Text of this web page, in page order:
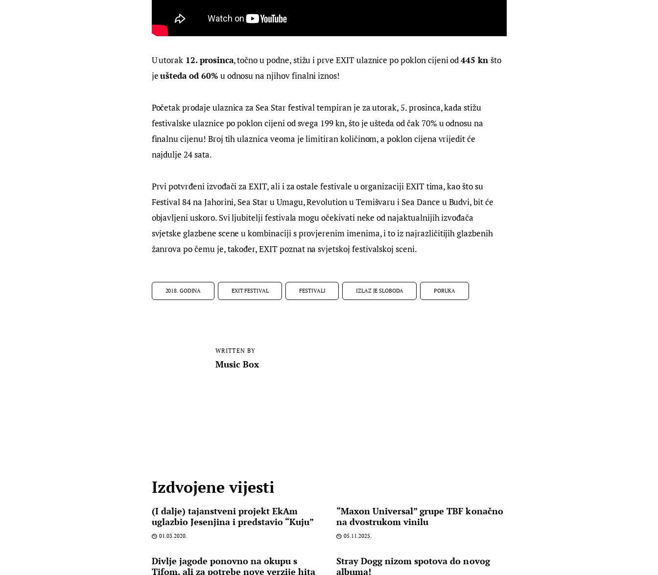
U utorak 12. prosinca, točno u podne, stižu i prve EXIT ulaznice po poklon cijeni od 445 kn što
je ušteda od 60% u odnosu na njihov finalni iznos!
Početak prodaje ulaznica za Sea Star festival tempiran je za utorak, 5. prosinca, kada stižu
festivalske ulaznice po poklon cijeni od svega 199 kn, što je ušteda od čak 70% u odnosu na
finalnu cijenu! Broj tih ulaznica veoma je limitiran količinom, a poklon cijena vrijedit će
najdulje 24 sata.
Prvi potvrđeni izvođači za EXIT, ali i za ostale festivale u organizaciji EXIT tima, kao što su
Festival 84 na Jahorini, Sea Star u Umagu, Revolution u Temišvaru i Sea Dance u Budvi, bit će
objavljeni uskoro. Svi ljubitelji festivala mogu očekivati neke od najaktualnijih izvođača
svjetske glazbene scene u kombinaciji s provjerenim imenima, i to iz najrazličitijih glazbenih
žanrova po čemu je, također, EXIT poznat na svjetskoj festivalskoj sceni.
2018. GODINA EXIT FESTIVAL FESTIVALI IZLAZ JE SLOBODA PORUKA
WRITTEN BY
Music Box
Izdvojene vijesti
(I dalje) tajanstveni projekt EkAm
uglazbio Jesenjina i predstavio “Kuju”
01.03.2020.
“Maxon Universal” grupe TBF konačno
na dvostrukom vinilu
05.11.2025.
Divlje jagode ponovno na okupu s
Tifom, ali za potrebe nove verzije hita
Stray Dogg nizom spotova do novog
albuma!